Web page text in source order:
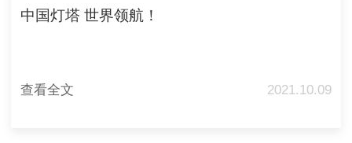
中国灯塔 世界领航！
查看全文 2021.10.09